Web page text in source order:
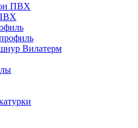
ПВХ
Вилатерм